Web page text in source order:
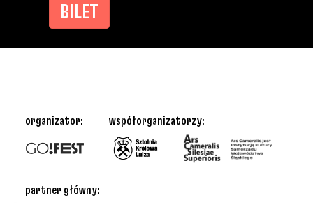
BILET
partner główny:
organizator: współorganizatorzy: